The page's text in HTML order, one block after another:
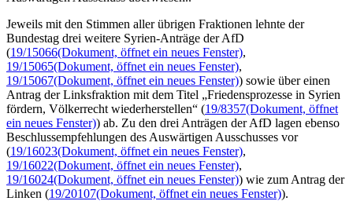
Jeweils mit den Stimmen aller übrigen Fraktionen lehnte der
Bundestag drei weitere Syrien-Anträge der AfD
(19/15066(Dokument, öffnet ein neues Fenster),
19/15065(Dokument, öffnet ein neues Fenster),
19/15067(Dokument, öffnet ein neues Fenster)) sowie über einen
Antrag der Linksfraktion mit dem Titel „Friedensprozesse in Syrien
fördern, Völkerrecht wiederherstellen“ (19/8357(Dokument, öffnet
ein neues Fenster)) ab. Zu den drei Anträgen der AfD lagen ebenso
Beschlussempfehlungen des Auswärtigen Ausschusses vor
(19/16023(Dokument, öffnet ein neues Fenster),
19/16022(Dokument, öffnet ein neues Fenster),
19/16024(Dokument, öffnet ein neues Fenster)) wie zum Antrag der
Linken (19/20107(Dokument, öffnet ein neues Fenster)).